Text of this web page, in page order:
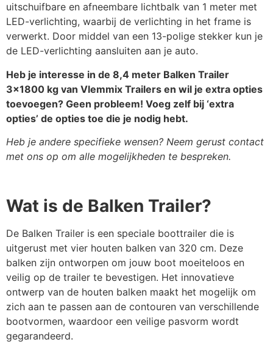
Verstelbare dubbele
kimsteun
€108,90
Verstelbare kielrol set €48,40
uitschuifbare en afneembare lichtbalk van 1 meter met
LED-verlichting, waarbij de verlichting in het frame is
verwerkt. Door middel van een 13-polige stekker kun je
de LED-verlichting aansluiten aan je auto.
Heb je interesse in de 8,4 meter Balken Trailer
3×1800 kg van Vlemmix Trailers en wil je extra opties
toevoegen? Geen probleem! Voeg zelf bij ‘extra
opties’ de opties toe die je nodig hebt.
Heb je andere specifieke wensen? Neem gerust contact
met ons op om alle mogelijkheden te bespreken.
Wat is de Balken Trailer?
De Balken Trailer is een speciale boottrailer die is
uitgerust met vier houten balken van 320 cm. Deze
balken zijn ontworpen om jouw boot moeiteloos en
veilig op de trailer te bevestigen. Het innovatieve
ontwerp van de houten balken maakt het mogelijk om
zich aan te passen aan de contouren van verschillende
bootvormen, waardoor een veilige pasvorm wordt
gegarandeerd.